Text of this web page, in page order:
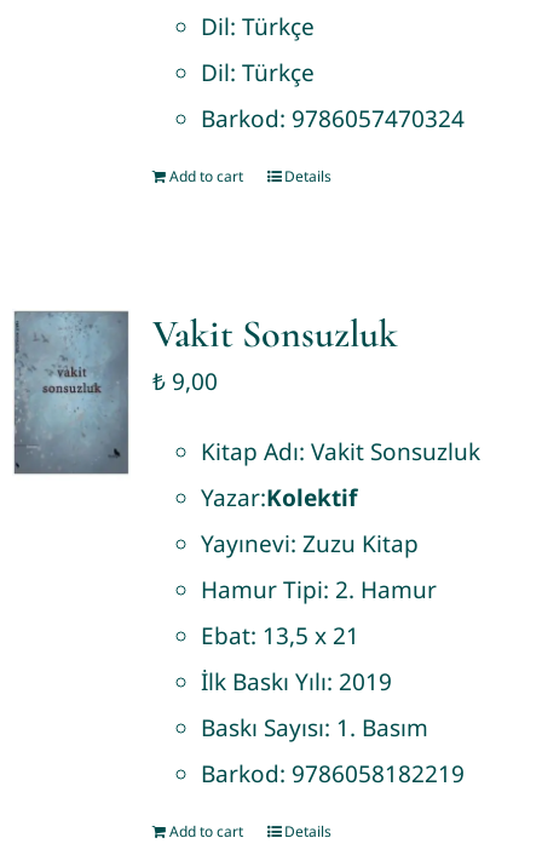
Dil: Türkçe
Dil: Türkçe
Barkod: 9786057470324
Add to cart Details
Vakit Sonsuzluk
₺9,00
Kitap Adı: Vakit Sonsuzluk
Yazar:Kolektif
Yayınevi: Zuzu Kitap
Hamur Tipi: 2. Hamur
Ebat: 13,5 x 21
İlk Baskı Yılı: 2019
Baskı Sayısı: 1. Basım
Barkod: 9786058182219
Add to cart Details